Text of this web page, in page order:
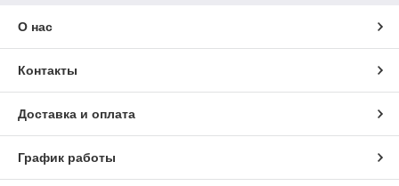
О нас
Контакты
Доставка и оплата
График работы